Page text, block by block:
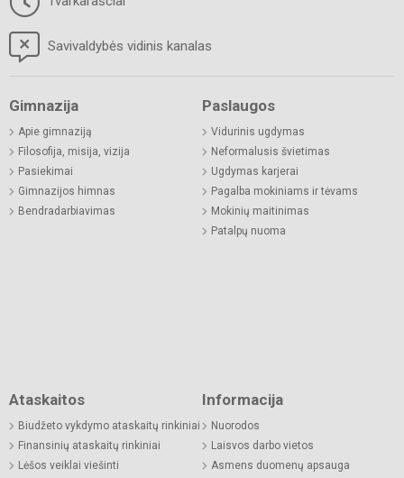
Savivaldybės vidinis kanalas
Gimnazija
Apie gimnaziją
Filosofija, misija, vizija
Pasiekimai
Gimnazijos himnas
Bendradarbiavimas
Paslaugos
Vidurinis ugdymas
Neformalusis švietimas
Ugdymas karjerai
Pagalba mokiniams ir tėvams
Mokinių maitinimas
Patalpų nuoma
Ataskaitos
Biudžeto vykdymo ataskaitų rinkiniai
Finansinių ataskaitų rinkiniai
Lėšos veiklai viešinti
Informacija
Nuorodos
Laisvos darbo vietos
Asmens duomenų apsauga